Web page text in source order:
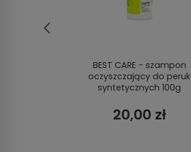
BEST CARE - szampon
oczyszczający do peruk
syntetycznych 100g
20,00 zł